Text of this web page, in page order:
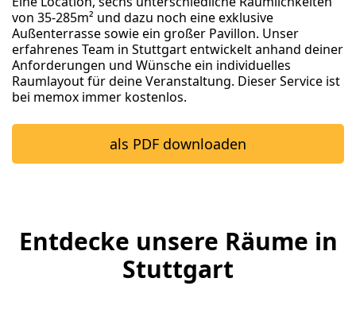
von 35-285m² und dazu noch eine exklusive
Außenterrasse sowie ein großer Pavillon. Unser
erfahrenes Team in Stuttgart entwickelt anhand deiner
Anforderungen und Wünsche ein individuelles
Raumlayout für deine Veranstaltung. Dieser Service ist
bei memox immer kostenlos.
als PDF downloaden
Ent­de­cke unsere Räume in
Stuttgart